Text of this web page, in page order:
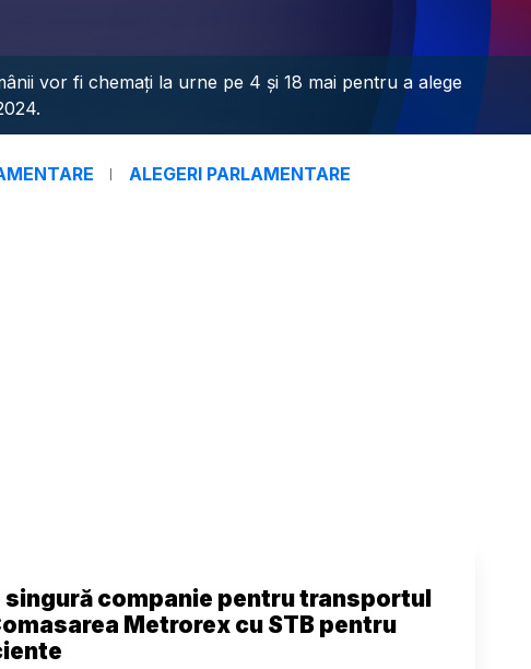
vor fi chemați la urne pe 4 și 18 mai pentru a alege
ALEGERI PARLAMENTARE
singură companie pentru transportul
Metrorex cu STB pentru